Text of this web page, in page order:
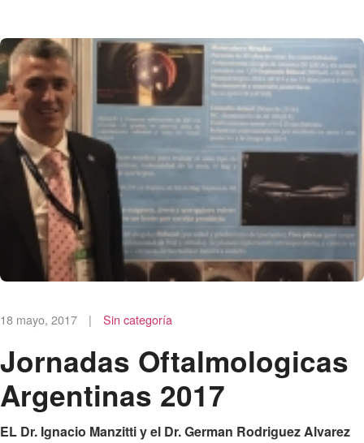
18 mayo, 2017 | Sin categoría
Jornadas Oftalmologicas
Argentinas 2017
EL Dr. Ignacio Manzitti y el Dr. German Rodriguez Alvarez